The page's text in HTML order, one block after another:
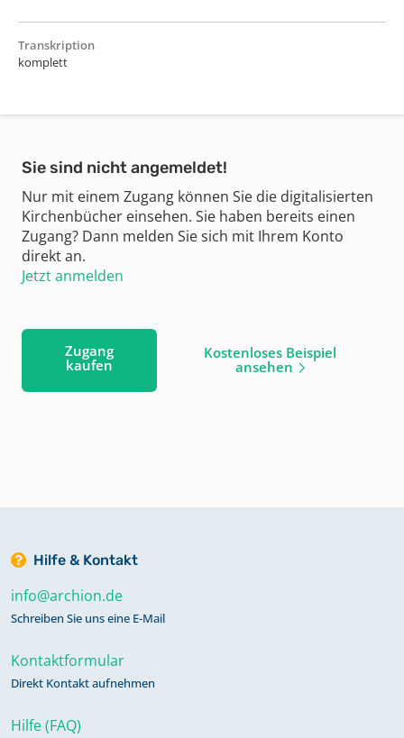
Transkription
komplett
Sie sind nicht angemeldet!
Nur mit einem Zugang können Sie die digitalisierten
Kirchenbücher einsehen. Sie haben bereits einen
Zugang? Dann melden Sie sich mit Ihrem Konto
direkt an.
Jetzt anmelden
Zugang
kaufen
Kostenloses Beispiel
ansehen
Hilfe & Kontakt
info@archion.de
Schreiben Sie uns eine E-Mail
Kontaktformular
Direkt Kontakt aufnehmen
Hilfe (FAQ)